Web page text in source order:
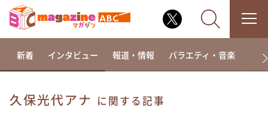
新着 インタビュー 報道・情報 バラエティ・音楽 ド
久保光代アナ に関する記事